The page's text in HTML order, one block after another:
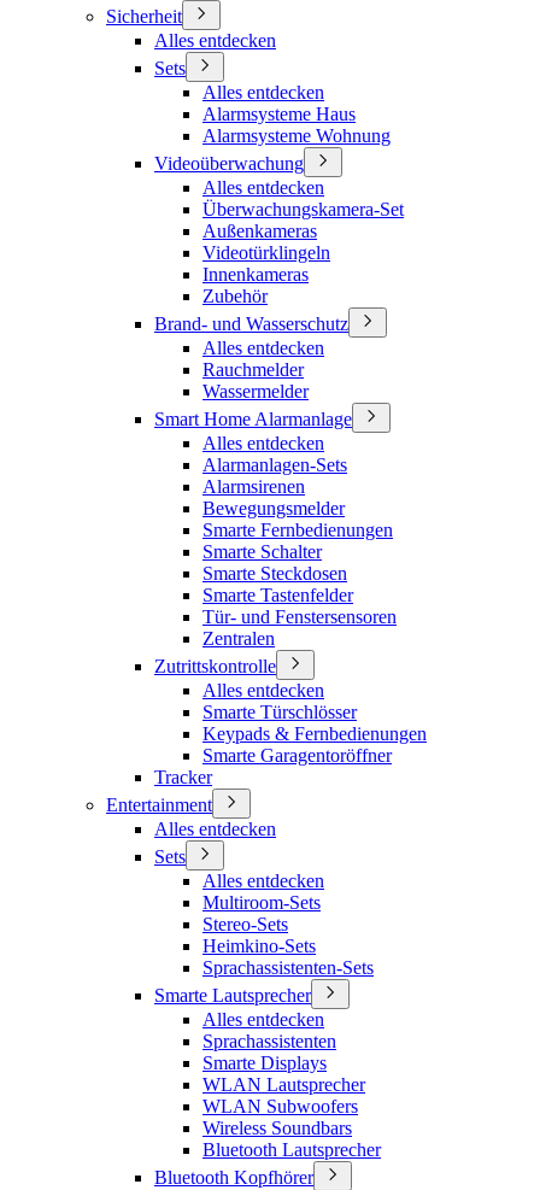
Sicherheit
Alles entdecken
Sets
Alles entdecken
Alarmsysteme Haus
Alarmsysteme Wohnung
Videoüberwachung
Alles entdecken
Überwachungskamera-Set
Außenkameras
Videotürklingeln
Innenkameras
Zubehör
Brand- und Wasserschutz
Alles entdecken
Rauchmelder
Wassermelder
Smart Home Alarmanlage
Alles entdecken
Alarmanlagen-Sets
Alarmsirenen
Bewegungsmelder
Smarte Fernbedienungen
Smarte Schalter
Smarte Steckdosen
Smarte Tastenfelder
Tür- und Fenstersensoren
Zentralen
Zutrittskontrolle
Alles entdecken
Smarte Türschlösser
Keypads & Fernbedienungen
Smarte Garagentoröffner
Tracker
Entertainment
Alles entdecken
Sets
Alles entdecken
Multiroom-Sets
Stereo-Sets
Heimkino-Sets
Sprachassistenten-Sets
Smarte Lautsprecher
Alles entdecken
Sprachassistenten
Smarte Displays
WLAN Lautsprecher
WLAN Subwoofers
Wireless Soundbars
Bluetooth Lautsprecher
Bluetooth Kopfhörer